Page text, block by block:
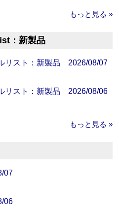
もっと見る »
：新製品
リスト：新製品 2026/08/07
リスト：新製品 2026/08/06
もっと見る »
07
06